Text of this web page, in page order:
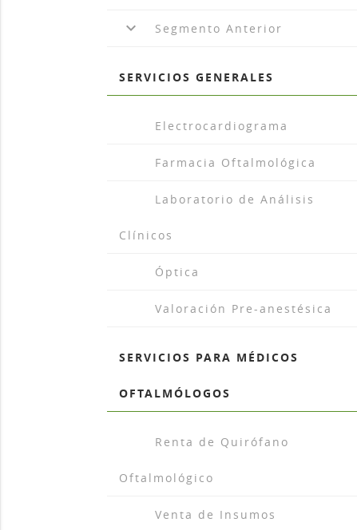
keyboard_arrow_down Segmento Anterior
SERVICIOS GENERALES
Electrocardiograma
Farmacia Oftalmológica
Laboratorio de Análisis
Clínicos
Óptica
Valoración Pre-anestésica
SERVICIOS PARA MÉDICOS
OFTALMÓLOGOS
Renta de Quirófano
Oftalmológico
Venta de Insumos